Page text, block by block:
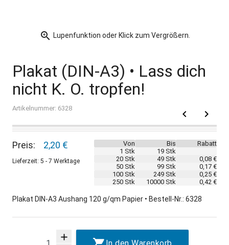
zoom_in Lupenfunktion oder Klick zum Vergrößern.
Plakat (DIN-A3) • Lass dich
nicht K. O. tropfen!
Artikelnummer: 6328 keyboard_arrow_left keyboard_arrow_right
Von Bis
Rabatt
1 Stk
19 Stk
20 Stk
49 Stk
0,08 €
50 Stk
99 Stk
0,17 €
100 Stk
249 Stk
0,25 €
250 Stk
10000 Stk 0,42 €
Preis: 2,20 €
Lieferzeit: 5 - 7 Werktage
Plakat DIN-A3 Aushang 120 g/qm Papier • Bestell-Nr.: 6328
add